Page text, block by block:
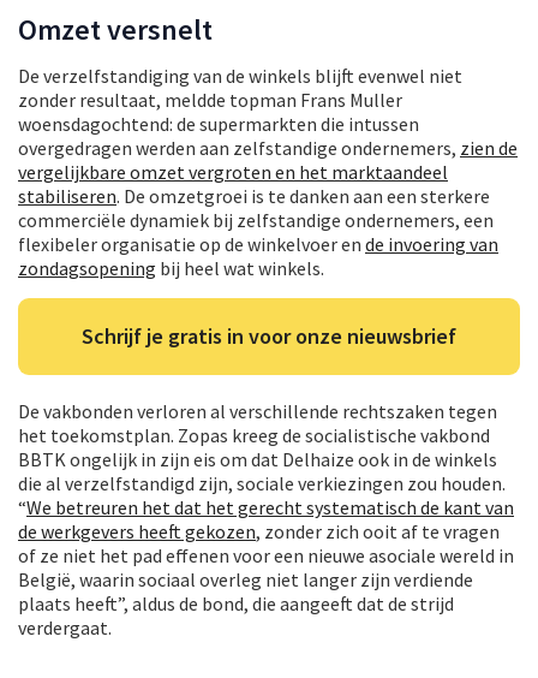
Omzet versnelt
De verzelfstandiging van de winkels blijft evenwel niet
zonder resultaat, meldde topman Frans Muller
woensdagochtend: de supermarkten die intussen
overgedragen werden aan zelfstandige ondernemers, zien de
vergelijkbare omzet vergroten en het marktaandeel
stabiliseren. De omzetgroei is te danken aan een sterkere
commerciële dynamiek bij zelfstandige ondernemers, een
flexibeler organisatie op de winkelvoer en de invoering van
zondagsopening bij heel wat winkels.
Schrijf je gratis in voor onze nieuwsbrief
De vakbonden verloren al verschillende rechtszaken tegen
het toekomstplan. Zopas kreeg de socialistische vakbond
BBTK ongelijk in zijn eis om dat Delhaize ook in de winkels
die al verzelfstandigd zijn, sociale verkiezingen zou houden.
“We betreuren het dat het gerecht systematisch de kant van
de werkgevers heeft gekozen, zonder zich ooit af te vragen
of ze niet het pad effenen voor een nieuwe asociale wereld in
België, waarin sociaal overleg niet langer zijn verdiende
plaats heeft”, aldus de bond, die aangeeft dat de strijd
verdergaat.